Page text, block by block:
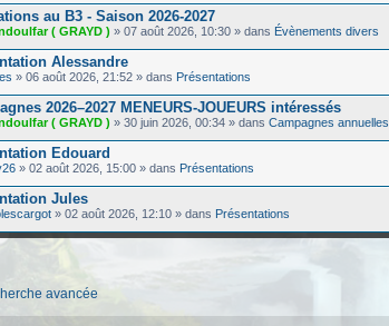
au B3 - Saison 2026-2027
( GRAYD ) » 07 août 2026, 10:30 » dans Évènements divers
Alessandre
» 06 août 2026, 21:52 » dans Présentations
2026–2027 MENEURS-JOUEURS intéressés
( GRAYD ) » 30 juin 2026, 00:34 » dans Campagnes annuelles
Edouard
» 02 août 2026, 15:00 » dans Présentations
Jules
» 02 août 2026, 12:10 » dans Présentations
avancée